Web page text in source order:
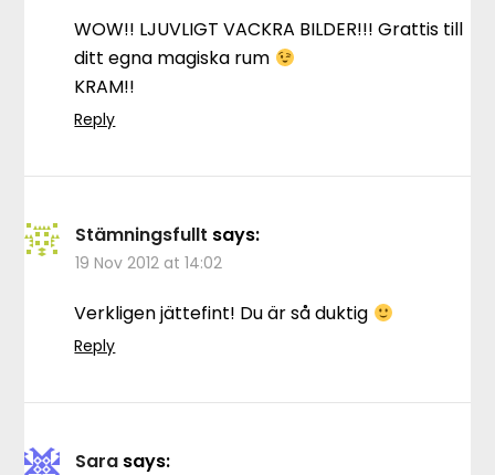
WOW!! LJUVLIGT VACKRA BILDER!!! Grattis till
ditt egna magiska rum
KRAM!!
Reply
Stämningsfullt says:
19 Nov 2012 at 14:02
Verkligen jättefint! Du är så duktig
Reply
Sara says: